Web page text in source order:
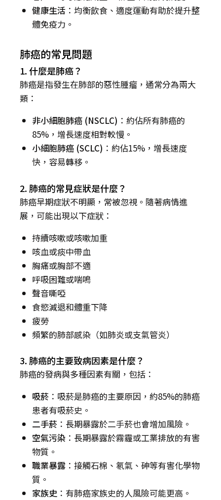
健康生活 ：均衡飲食、適度運動有助於提升整
體免疫力。
肺癌的常見問題
1. 什麼是肺癌？
肺癌是指發生在肺部的惡性腫瘤，通常分為兩大
類：
非小細胞肺癌 (NSCLC) ：約佔所有肺癌的
85%，增長速度相對較慢。
小細胞肺癌 (SCLC) ：約佔15%，增長速度
快，容易轉移。
2. 肺癌的常見症狀是什麼？
肺癌早期症狀不明顯，常被忽視。隨著病情進
展，可能出現以下症狀：
持續咳嗽或咳嗽加重
咳血或痰中帶血
胸痛或胸部不適
呼吸困難或喘鳴
聲音嘶啞
食慾減退和體重下降
疲勞
頻繁的肺部感染（如肺炎或支氣管炎）
3. 肺癌的主要致病因素是什麼？
肺癌的發病與多種因素有關，包括：
吸菸 ：吸菸是肺癌的主要原因，約85%的肺癌
患者有吸菸史。
二手菸 ：長期暴露於二手菸也會增加風險。
空氣污染 ：長期暴露於霧霾或工業排放的有害
物質。
職業暴露 ：接觸石棉、氡氣、砷等有害化學物
質。
家族史 ：有肺癌家族史的人風險可能更高。